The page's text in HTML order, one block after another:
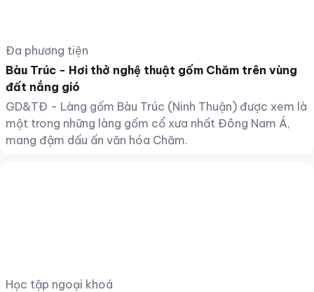
Đa phương tiện
Bàu Trúc - Hơi thở nghệ thuật gốm Chăm trên vùng
đất nắng gió
GD&TĐ - Làng gốm Bàu Trúc (Ninh Thuận) được xem là
một trong những làng gốm cổ xưa nhất Đông Nam Á,
mang đậm dấu ấn văn hóa Chăm.
Học tập ngoại khoá